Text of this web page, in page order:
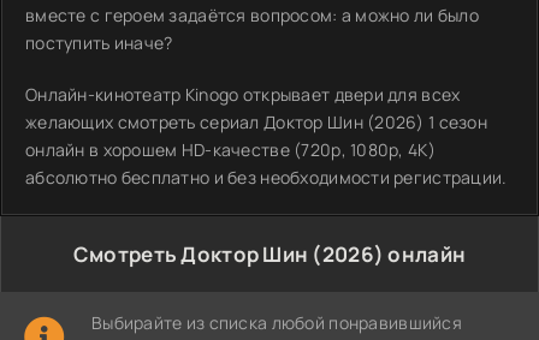
вместе с героем задаётся вопросом: а можно ли было
поступить иначе?
Онлайн-кинотеатр Kinogo открывает двери для всех
желающих смотреть сериал Доктор Шин (2026) 1 сезон
онлайн в хорошем HD-качестве (720p, 1080p, 4K)
абсолютно бесплатно и без необходимости регистрации.
Смотреть Доктор Шин (2026) онлайн
Выбирайте из списка любой понравившийся